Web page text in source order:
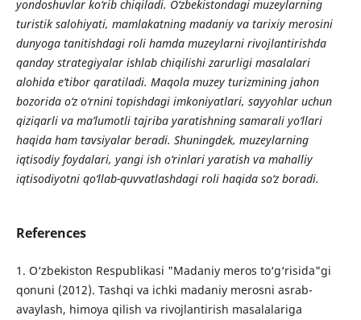
yondoshuvlar ko‘rib chiqiladi. O‘zbekistondagi muzeylarning
turistik salohiyati, mamlakatning madaniy va tarixiy merosini
dunyoga tanitishdagi roli hamda muzeylarni rivojlantirishda
qanday strategiyalar ishlab chiqilishi zarurligi masalalari
alohida e’tibor qaratiladi. Maqola muzey turizmining jahon
bozorida o‘z o‘rnini topishdagi imkoniyatlari, sayyohlar uchun
qiziqarli va ma’lumotli tajriba yaratishning samarali yo‘llari
haqida ham tavsiyalar beradi. Shuningdek, muzeylarning
iqtisodiy foydalari, yangi ish o‘rinlari yaratish va mahalliy
iqtisodiyotni qo‘llab-quvvatlashdagi roli haqida so‘z boradi.
References
1. O‘zbekiston Respublikasi "Madaniy meros to‘g‘risida"gi
qonuni (2012). Tashqi va ichki madaniy merosni asrab-
avaylash, himoya qilish va rivojlantirish masalalariga